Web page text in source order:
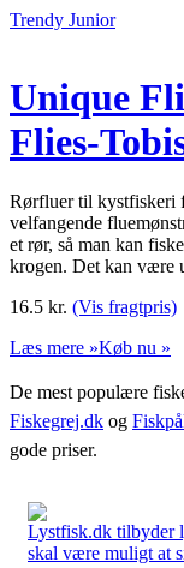
Trendy Junior
Unique
Flies-
Rørfluer til kystfiskeri
velfangende
et rør, så man kan
krogen. Det kan være
16.5 kr. (Vis fragtpris)
Læs mere »Køb nu »
De mest populære
Fiskegrej.dk og
gode priser.
Lystfisk.dk tilbyder
skal være muligt at